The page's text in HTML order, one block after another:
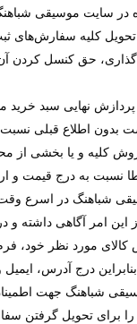
سایت موسیقی
کلیه سفارش‌‏های
حق کنسل کردن
سبد خرید مانند
بدون اطلاع قبلی
و یا بخشی از
نسبت به درج قیمت و
در اسرع وقت وجوه دریافتی
این امر آگاهی داشته
کالای مورد نظر
بنابراین درج آدرس،
شباهنگ جهت
تحویل گرفتن